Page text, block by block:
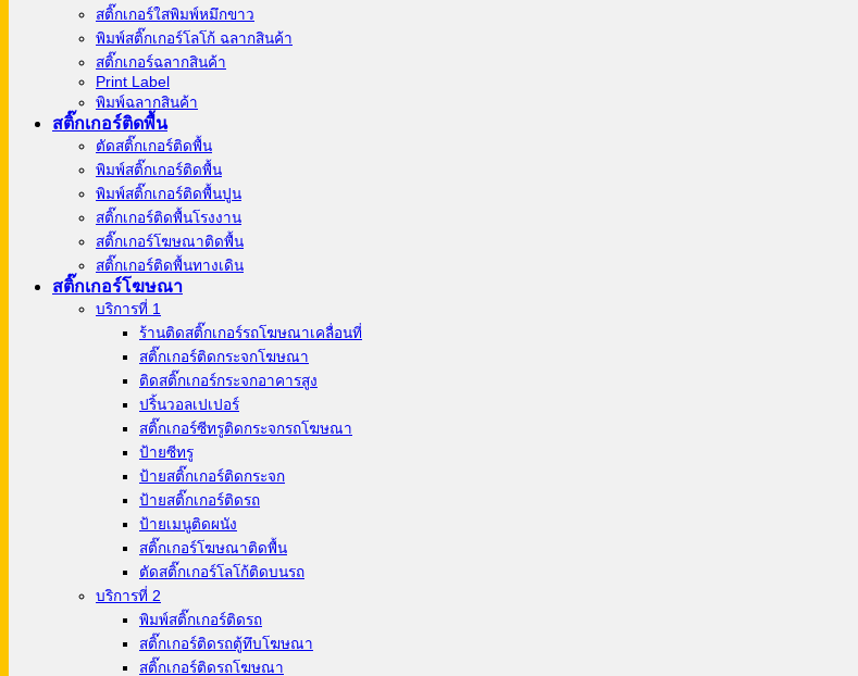
สติ๊กเกอร์ใสพิมพ์หมึกขาว
พิมพ์สติ๊กเกอร์โลโก้ ฉลากสินค้า
สติ๊กเกอร์ฉลากสินค้า
Print Label
พิมพ์ฉลากสินค้า
สติ๊กเกอร์ติดพื้น
ตัดสติ๊กเกอร์ติดพื้น
พิมพ์สติ๊กเกอร์ติดพื้น
พิมพ์สติ๊กเกอร์ติดพื้นปูน
สติ๊กเกอร์ติดพื้นโรงงาน
สติ๊กเกอร์โฆษณาติดพื้น
สติ๊กเกอร์ติดพื้นทางเดิน
สติ๊กเกอร์โฆษณา
บริการที่ 1
ร้านติดสติ๊กเกอร์รถโฆษณาเคลื่อนที่
สติ๊กเกอร์ติดกระจกโฆษณา
ติดสติ๊กเกอร์กระจกอาคารสูง
ปริ้นวอลเปเปอร์
สติ๊กเกอร์ซีทรูติดกระจกรถโฆษณา
ป้ายซีทรู
ป้ายสติ๊กเกอร์ติดกระจก
ป้ายสติ๊กเกอร์ติดรถ
ป้ายเมนูติดผนัง
สติ๊กเกอร์โฆษณาติดพื้น
ตัดสติ๊กเกอร์โลโก้ติดบนรถ
บริการที่ 2
พิมพ์สติ๊กเกอร์ติดรถ
สติ๊กเกอร์ติดรถตู้ทึบโฆษณา
สติ๊กเกอร์ติดรถโฆษณา